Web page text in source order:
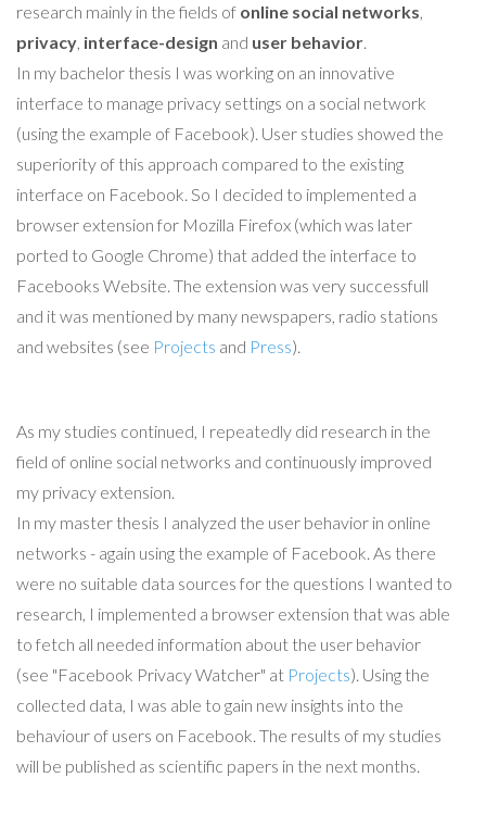
research mainly in the fields of online social networks,
privacy, interface-design and user behavior.
In my bachelor thesis I was working on an innovative
interface to manage privacy settings on a social network
(using the example of Facebook). User studies showed the
superiority of this approach compared to the existing
interface on Facebook. So I decided to implemented a
browser extension for Mozilla Firefox (which was later
ported to Google Chrome) that added the interface to
Facebooks Website. The extension was very successfull
and it was mentioned by many newspapers, radio stations
and websites (see Projects and Press).
As my studies continued, I repeatedly did research in the
field of online social networks and continuously improved
my privacy extension.
In my master thesis I analyzed the user behavior in online
networks - again using the example of Facebook. As there
were no suitable data sources for the questions I wanted to
research, I implemented a browser extension that was able
to fetch all needed information about the user behavior
(see "Facebook Privacy Watcher" at Projects). Using the
collected data, I was able to gain new insights into the
behaviour of users on Facebook. The results of my studies
will be published as scientific papers in the next months.